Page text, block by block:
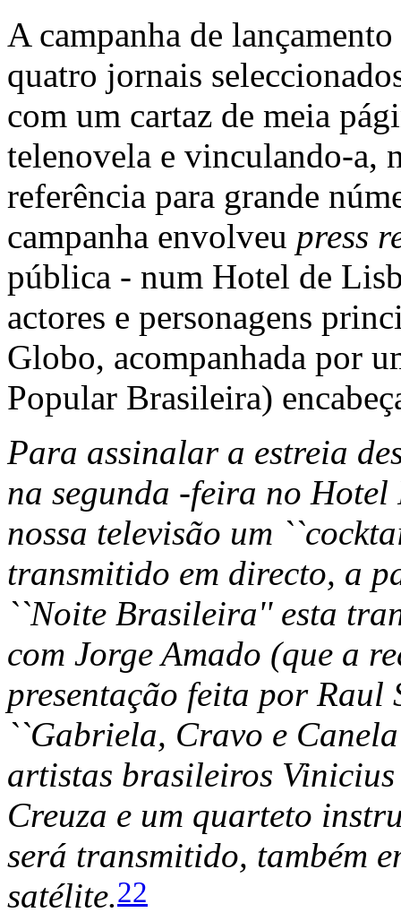
A campanha de
quatro jornais
com um cartaz de meia
telenovela e vinculando-a,
referência para grande
campanha envolveu press
pública - num Hotel de
actores e personagens
Globo, acompanhada por
Popular Brasileira)
Para assinalar a estreia
na segunda -feira no
nossa televisão um
transmitido em directo, a
``Noite Brasileira'' esta
com Jorge Amado (que a
presentação feita por
``Gabriela, Cravo e
artistas brasileiros
Creuza e um quarteto
será transmitido, também
satélite.22